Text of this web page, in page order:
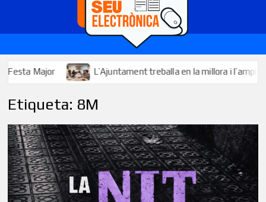
L’Ajuntament treballa en la millora i l’ampliació dels serveis
Etiqueta: 8M